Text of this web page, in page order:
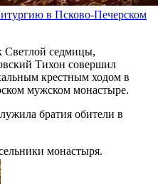
в Псково-Печерском
Светлой седмицы,
Тихон совершил
крестным ходом в
мужском монастыре.
братия обители в
монастыря.